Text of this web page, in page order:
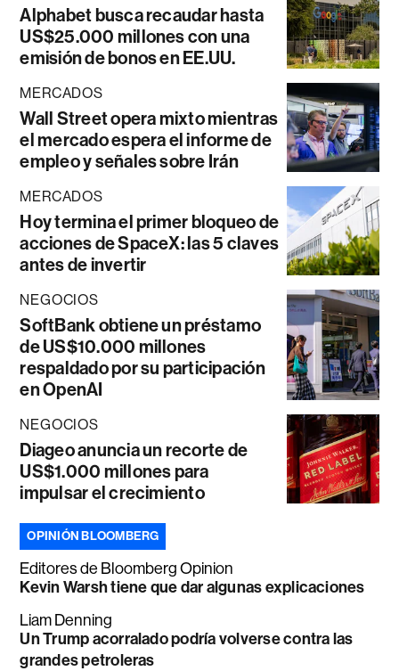
Alphabet busca recaudar hasta
US$25.000 millones con una
emisión de bonos en EE.UU.
MERCADOS
Wall Street opera mixto mientras
el mercado espera el informe de
empleo y señales sobre Irán
MERCADOS
Hoy termina el primer bloqueo de
acciones de SpaceX: las 5 claves
antes de invertir
NEGOCIOS
SoftBank obtiene un préstamo
de US$10.000 millones
respaldado por su participación
en OpenAI
NEGOCIOS
Diageo anuncia un recorte de
US$1.000 millones para
impulsar el crecimiento
OPINIÓN BLOOMBERG
Editores de Bloomberg Opinion
Kevin Warsh tiene que dar algunas explicaciones
Liam Denning
Un Trump acorralado podría volverse contra las
grandes petroleras